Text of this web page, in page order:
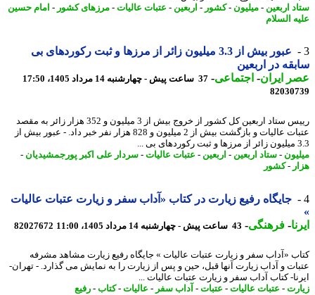
اربعین -میلیون-کشور-اربعین -عتبات عالیات-مرزهای کشور-امام حسین
السلام
عبور بیش از 3.3 میلیون زائر از مرزها و ثبت رکوردهای بی
در اربعین
ایران- اجتماعی-37 ساعت پیش - چهارشنبه 14 مرداد 1405، 17:50
رییس ستاد اربعین کل کشور از خروج بیش از 3 میلیون و 352 هزار زائر به مقصد
عتبات عالیات و بازگشت بیش از 2 میلیون و 828 هزار نفر خبر داد. - عبور بیش از
-ستاد اربعین -اربعین -عتبات عالیات-سردار علی اکبر پورجمشیدیان-
- کشور
جایگاه رفیع زیارت در کتاب «آداب سفر و زیارت عتبات عالیات
-فرهنگی-43 ساعت پیش - چهارشنبه 14 مرداد 1405، 11:00 82027672
«آداب سفر و زیارت عتبات عالیات » جایگاه رفیع زیارت مشاهد مشرفه
و آداب زیارت آن­ها قبل، حین و پس از زیارت را به نمایش می گذارد. - تهران-
کتاب آداب سفر و زیارت عتبات عالیات ...
- عتبات عالیات-عتبات-آداب سفر-عالیات-کتاب-رفیع